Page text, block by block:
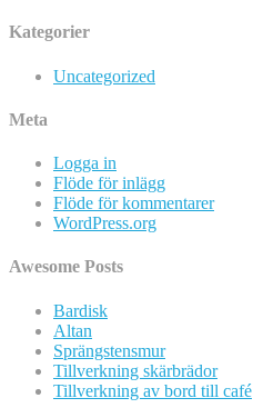
Kategorier
Uncategorized
Meta
Logga in
Flöde för inlägg
Flöde för kommentarer
WordPress.org
Awesome Posts
Bardisk
Altan
Sprängstensmur
Tillverkning skärbrädor
Tillverkning av bord till café